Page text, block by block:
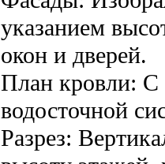
указанием
окон и дверей.
План кровли: С
водосточной
Разрез: